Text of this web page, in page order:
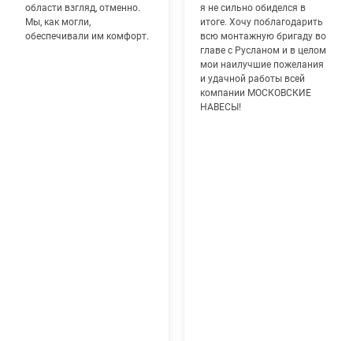
области взгляд, отменно.
Мы, как могли,
обеспечивали им комфорт.
я не сильно обиделся в
итоге. Хочу поблагодарить
всю монтажную бригаду во
главе с Русланом и в целом
мои наилучшие пожелания
и удачной работы всей
компании МОСКОВСКИЕ
НАВЕСЫ!